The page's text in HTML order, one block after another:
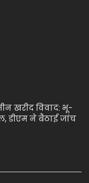
खरीद विवाद: भू-
डीएम ने बैठाई जांच